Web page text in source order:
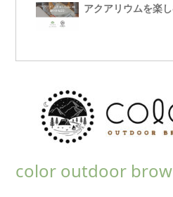
アクアリウムを楽
color outdoor